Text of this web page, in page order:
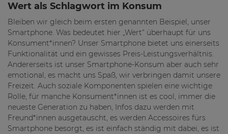
Wert als Schlagwort im Konsum
Bleiben wir gleich beim ersten genannten Beispiel, unser
Smartphone. Was bedeutet hier „Wert“ überhaupt für uns
Konsument*innen? Unser Smartphone bietet uns einerseits
Funktionalität und ein gewisses Preis-Leistungsverhältnis.
Andererseits ist unser Smartphone-Konsum aber auch sehr
emotional, es macht uns Spaß, wir verbringen damit unsere
Freizeit. Auch soziale Komponenten spielen eine wichtige
Rolle, für manche Konsument*innen ist es cool, immer die
neueste Generation zu haben, Infos dazu werden mit
Freund*innen ausgetauscht, es werden Accessoires fürs
Smartphone besorgt, es ist einfach ständig mit dabei, es ist